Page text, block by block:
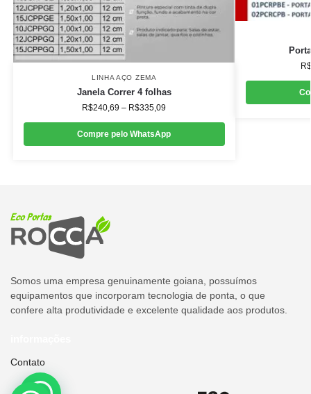
LINHA AÇO ZEMA
Janela Correr 4 folhas
R$240,69 – R$335,09
Compre pelo WhatsApp
Somos uma empresa genuinamente goiana, possuímos
equipamentos que incorporam tecnologia de ponta, o que
confere alta produtividade e excelente qualidade aos produtos.
Contato